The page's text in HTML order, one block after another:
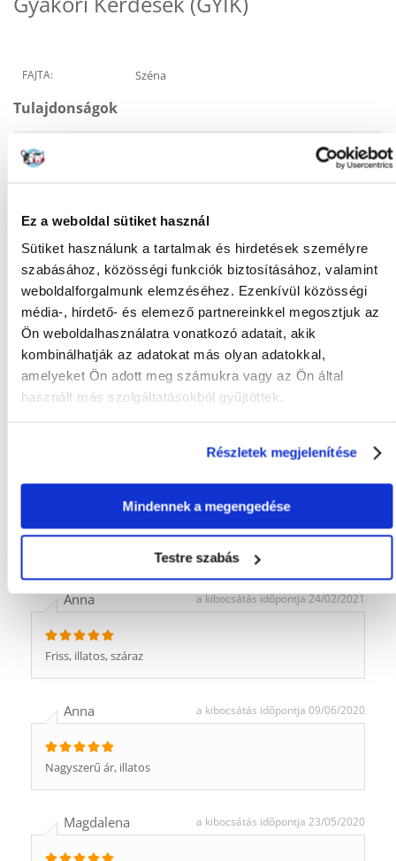
Ez a weboldal sütiket használ
Sütiket használunk a tartalmak és hirdetések személyre
szabásához, közösségi funkciók biztosításához, valamint
weboldalforgalmunk elemzéséhez. Ezenkívül közösségi
média-, hirdető- és elemező partnereinkkel megosztjuk az
Ön weboldalhasználatra vonatkozó adatait, akik
kombinálhatják az adatokat más olyan adatokkal,
amelyeket Ön adott meg számukra vagy az Ön által
használt más szolgáltatásokból gyűjtöttek.
Részletek megjelenítése
Mindennek a megengedése
Testre szabás
FAJTA: Széna
Tulajdonságok
GYÁRTÓ:
Csak regisztrált FERA.HU vásárlók írhatnak véleményt, akik
megvásárolták ezt a terméket. A csillagok által adott értékelés
az összes értékelés átlaga. A felülvizsgálat moderálása után
pozitív és negatív értékeléseket is közzéteszünk.et.
Értékelések
ÉRTÉKELJE ÖN IS
Iwona a kibocsátás időpontja 15/02/2022
Danuta a kibocsátás időpontja 17/01/2022
Anna a kibocsátás időpontja 24/02/2021
Friss, illatos, száraz
Anna a kibocsátás időpontja 09/06/2020
Nagyszerű ár, illatos
Magdalena a kibocsátás időpontja 23/05/2020